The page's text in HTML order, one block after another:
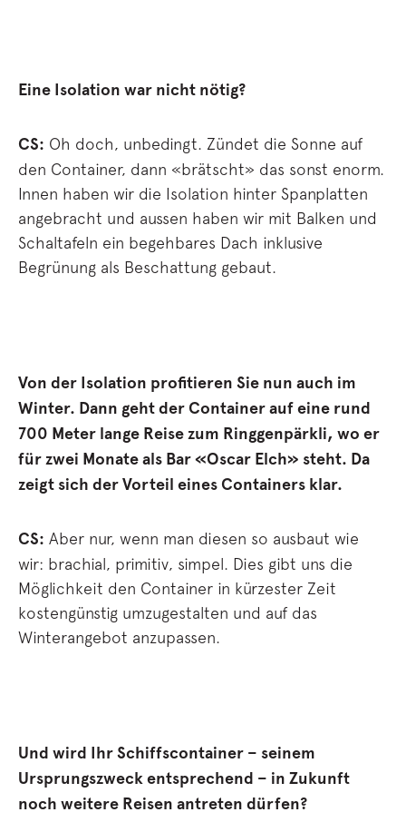
Eine Isolation war nicht nötig?
CS: Oh doch, unbedingt. Zündet die Sonne auf
den Container, dann «brätscht» das sonst enorm.
Innen haben wir die Isolation hinter Spanplatten
angebracht und aussen haben wir mit Balken und
Schaltafeln ein begehbares Dach inklusive
Begrünung als Beschattung gebaut.
Von der Isolation profitieren Sie nun auch im
Winter. Dann geht der Container auf eine rund
700 Meter lange Reise zum Ringgenpärkli, wo er
für zwei Monate als Bar «Oscar Elch» steht. Da
zeigt sich der Vorteil eines Containers klar.
CS: Aber nur, wenn man diesen so ausbaut wie
wir: brachial, primitiv, simpel. Dies gibt uns die
Möglichkeit den Container in kürzester Zeit
kostengünstig umzugestalten und auf das
Winterangebot anzupassen.
Und wird Ihr Schiffscontainer – seinem
Ursprungszweck entsprechend – in Zukunft
noch weitere Reisen antreten dürfen?